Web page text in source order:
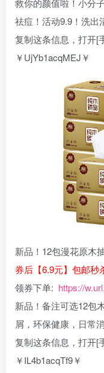
救你的颜值啦！小分
祛痘！活动9.9！洗出
复制这条信息，打开[
￥UjYb1acqMEJ￥
新品！12包漫花原木
券后【6.9元】包邮秒
领券下单: https://
新品！备注可选12包
屑，环保健康，日常
复制这条信息，打开[
￥IL4b1acqTf9￥